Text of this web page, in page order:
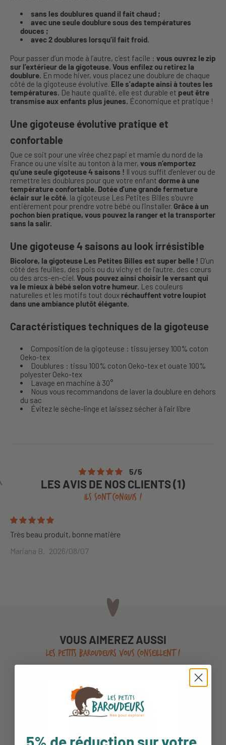
sans les doublures quand il fait chaud ;
avec une seule doublure sous des températures
douces ;
avec 2 doublures lorsqu’il fait froid.
Pour passer d’un mode à l’autre, c’est facile : vous ouvrez le zip
sur l’extérieur de la gigoteuse. Vous enfilez ou retirez la
doublure. En mode hiver, vous placez une doublure de chaque
côté de la gigoteuse évolutive. Elle s'adapte ainsi à toutes les
températures. De haute qualité, elle est durable et peut être
transmise aux enfants plus jeunes. Économique et pratique !
Une gigoteuse évolutive pratique et
confortable
Que ce soit pour une virée chez papi et mamie du nord de la
France ou une visite au tonton à la mer, vous n’emportez
qu’une seule gigoteuse 4 saisons ! Il vous suffit d’enlever ou de
remettre les doublures pour que votre enfant dorme à une
température confortable. Dotée d'une grande fermeture
éclair sur le côté, la gigoteuse Les Petites Billes s'ouvre
entièrement pour prendre votre bébé ou l’installer. Grâce à un
pochon bien pratique, vous pouvez la ranger et la transporter
sans la salir.
Une gigoteuse 4 saisons au look irrésistible
Bicolore, la gigoteuse Les Petites Billes est super belle ! D’un
côté des feuilles, des pois ou du vichy et de l’autre, des cœurs
ou des arcs-en-ciel. Vous pouvez ainsi choisir le versant qui
va le mieux à bébé selon votre humeur. Les couleurs
naturelles et les motifs tout doux réchauffent votre loupiot
dans une ambiance plutôt élégante.
Caractéristiques techniques de la gigoteuse
Composition de la gigoteuse : tissu jersey 100% coton
Oeko-tex
Doublures : tissu 100% coton Oeko-tex et ouate 100%
polyester Oeko-tex
Lavage en machine à 30°
Nous vous recommandons de laver la doublure en dehors
du sac
Évitez le sèche-linge et laissez sécher à l’air libre
5/5
LES AVIS DE NOS CLIENTS (1)
ILS SONT CONQUIS !
Très beau produit, bonne matière
Mariana B. 2026/08/07
VOUS AIMEREZ AUSSI
LES PETITS BAROUDEURS VOUS CONSEILLENT !